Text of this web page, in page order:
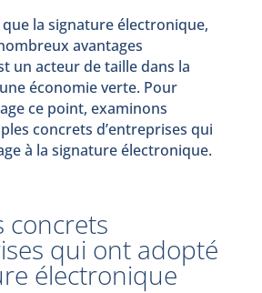
la signature électronique,
avantages
un acteur de taille dans la
économie verte. Pour
ce point, examinons
concrets d’entreprises qui
à la signature électronique.
concrets
qui ont adopté
électronique